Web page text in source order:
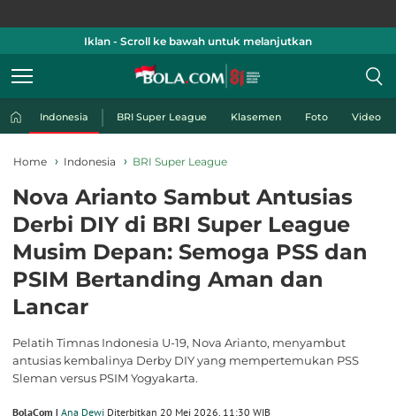
Iklan - Scroll ke bawah untuk melanjutkan
Indonesia BRI Super League Klasemen Foto Video
Home Indonesia BRI Super League
Nova Arianto Sambut Antusias
Derbi DIY di BRI Super League
Musim Depan: Semoga PSS dan
PSIM Bertanding Aman dan
Lancar
Pelatih Timnas Indonesia U-19, Nova Arianto, menyambut
antusias kembalinya Derby DIY yang mempertemukan PSS
Sleman versus PSIM Yogyakarta.
BolaCom | Ana Dewi Diterbitkan 20 Mei 2026, 11:30 WIB